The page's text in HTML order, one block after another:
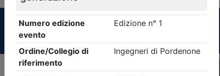
Clicca qui - espandi la sezione dei filtri ricerca
eventi
Criteri di ricerca applicati: